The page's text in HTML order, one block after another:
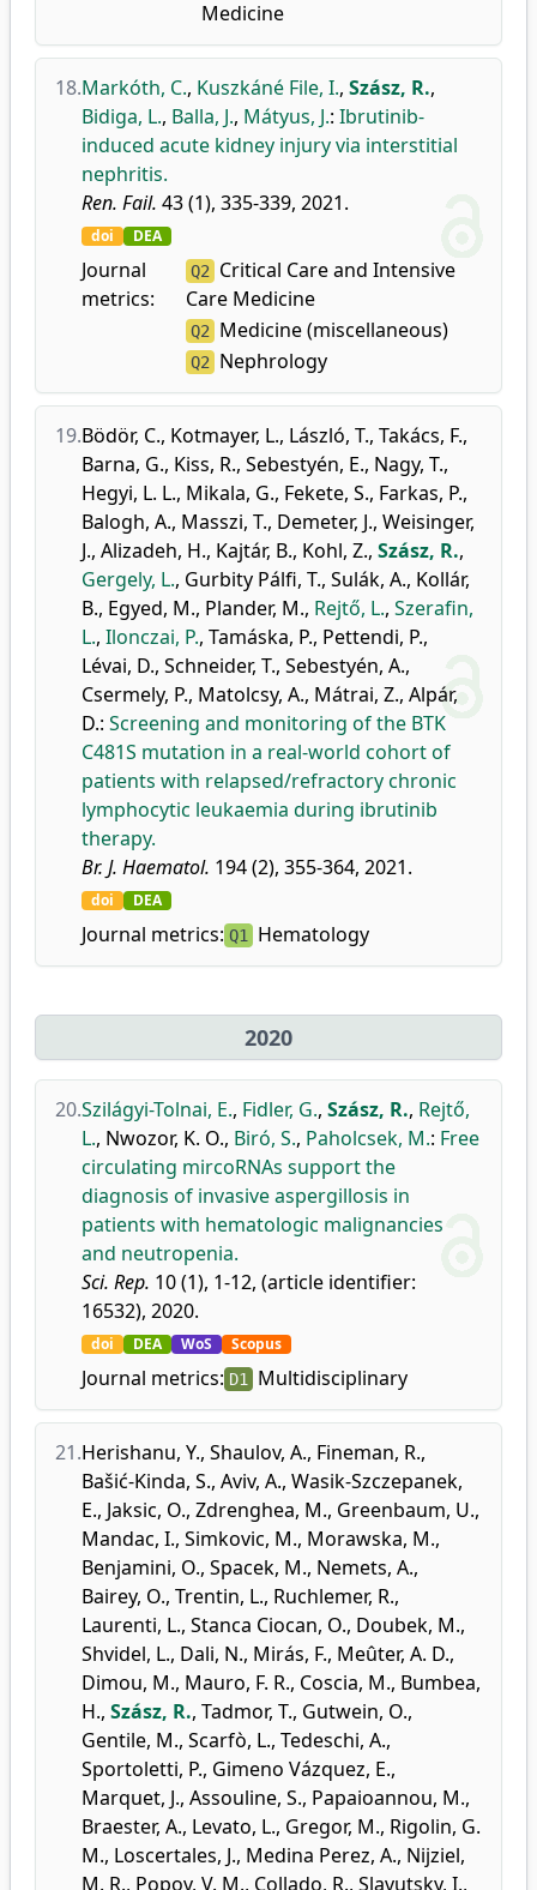
Medicine
18.Markóth, C., Kuszkáné File, I., Szász, R.,
Bidiga, L., Balla, J., Mátyus, J.: Ibrutinib-
induced acute kidney injury via interstitial
nephritis.
Ren. Fail. 43 (1), 335-339, 2021.
doi DEA
Journal
metrics:
Q2
Critical Care and Intensive
Care Medicine
Q2 Medicine (miscellaneous)
Q2 Nephrology
19.Bödör, C., Kotmayer, L., László, T., Takács, F.,
Barna, G., Kiss, R., Sebestyén, E., Nagy, T.,
Hegyi, L. L., Mikala, G., Fekete, S., Farkas, P.,
Balogh, A., Masszi, T., Demeter, J., Weisinger,
J., Alizadeh, H., Kajtár, B., Kohl, Z., Szász, R.,
Gergely, L., Gurbity Pálfi, T., Sulák, A., Kollár,
B., Egyed, M., Plander, M., Rejtő, L., Szerafin,
L., Ilonczai, P., Tamáska, P., Pettendi, P.,
Lévai, D., Schneider, T., Sebestyén, A.,
Csermely, P., Matolcsy, A., Mátrai, Z., Alpár,
D.: Screening and monitoring of the BTK
C481S mutation in a real-world cohort of
patients with relapsed/refractory chronic
lymphocytic leukaemia during ibrutinib
therapy.
Br. J. Haematol. 194 (2), 355-364, 2021.
doi DEA
Journal metrics: Q1 Hematology
2020
20.Szilágyi-Tolnai, E., Fidler, G., Szász, R., Rejtő,
L., Nwozor, K. O., Biró, S., Paholcsek, M.: Free
circulating mircoRNAs support the
diagnosis of invasive aspergillosis in
patients with hematologic malignancies
and neutropenia.
Sci. Rep. 10 (1), 1-12, (article identifier:
16532), 2020.
doi DEA WoS Scopus
Journal metrics: D1 Multidisciplinary
21.Herishanu, Y., Shaulov, A., Fineman, R.,
Bašić-Kinda, S., Aviv, A., Wasik-Szczepanek,
E., Jaksic, O., Zdrenghea, M., Greenbaum, U.,
Mandac, I., Simkovic, M., Morawska, M.,
Benjamini, O., Spacek, M., Nemets, A.,
Bairey, O., Trentin, L., Ruchlemer, R.,
Laurenti, L., Stanca Ciocan, O., Doubek, M.,
Shvidel, L., Dali, N., Mirás, F., Meûter, A. D.,
Dimou, M., Mauro, F. R., Coscia, M., Bumbea,
H., Szász, R., Tadmor, T., Gutwein, O.,
Gentile, M., Scarfò, L., Tedeschi, A.,
Sportoletti, P., Gimeno Vázquez, E.,
Marquet, J., Assouline, S., Papaioannou, M.,
Braester, A., Levato, L., Gregor, M., Rigolin, G.
M., Loscertales, J., Medina Perez, A., Nijziel,
M. R., Popov, V. M., Collado, R., Slavutsky, I.,